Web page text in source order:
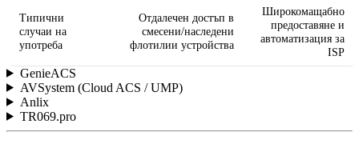
Типични
случаи на
употреба
Отдалечен достъп в
смесени/наследени
флотилии устройства
Широкомащабно
предоставяне и
автоматизация за
ISP
GenieACS
AVSystem (Cloud ACS / UMP)
Anlix
TR069.pro